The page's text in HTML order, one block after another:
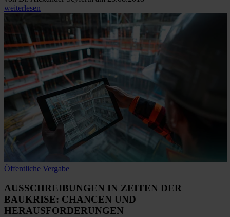
weiterlesen
Öffentliche Vergabe
AUSSCHREIBUNGEN IN ZEITEN DER
BAUKRISE: CHANCEN UND
HERAUSFORDERUNGEN